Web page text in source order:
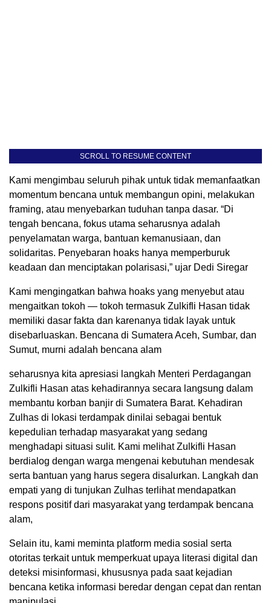
SCROLL TO RESUME CONTENT
Kami mengimbau seluruh pihak untuk tidak memanfaatkan
momentum bencana untuk membangun opini, melakukan
framing, atau menyebarkan tuduhan tanpa dasar. “Di
tengah bencana, fokus utama seharusnya adalah
penyelamatan warga, bantuan kemanusiaan, dan
solidaritas. Penyebaran hoaks hanya memperburuk
keadaan dan menciptakan polarisasi,” ujar Dedi Siregar
Kami mengingatkan bahwa hoaks yang menyebut atau
mengaitkan tokoh — tokoh termasuk Zulkifli Hasan tidak
memiliki dasar fakta dan karenanya tidak layak untuk
disebarluaskan. Bencana di Sumatera Aceh, Sumbar, dan
Sumut, murni adalah bencana alam
seharusnya kita apresiasi langkah Menteri Perdagangan
Zulkifli Hasan atas kehadirannya secara langsung dalam
membantu korban banjir di Sumatera Barat. Kehadiran
Zulhas di lokasi terdampak dinilai sebagai bentuk
kepedulian terhadap masyarakat yang sedang
menghadapi situasi sulit. Kami melihat Zulkifli Hasan
berdialog dengan warga mengenai kebutuhan mendesak
serta bantuan yang harus segera disalurkan. Langkah dan
empati yang di tunjukan Zulhas terlihat mendapatkan
respons positif dari masyarakat yang terdampak bencana
alam,
Selain itu, kami meminta platform media sosial serta
otoritas terkait untuk memperkuat upaya literasi digital dan
deteksi misinformasi, khususnya pada saat kejadian
bencana ketika informasi beredar dengan cepat dan rentan